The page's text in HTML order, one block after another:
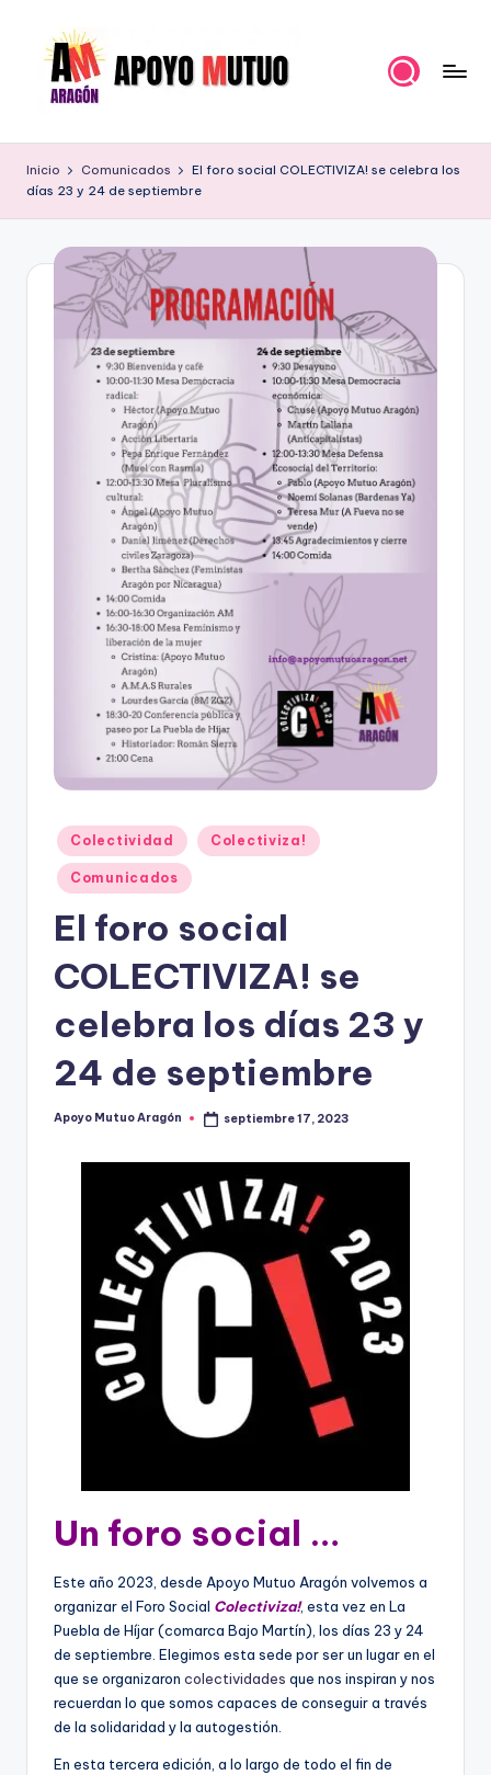
contenido
p
o
M
para
Pueblo
Inicio Comunicados
El foro social COLECTIVIZA! se celebra los
días 23 y 24 de septiembre
Publicado
en
Colectividad Colectiviza!
Comunicados
El foro social
COLECTIVIZA! se
celebra los días 23 y
24 de septiembre
Publicado
Apoyo Mutuo Aragón septiembre 17, 2023
Un foro social …
Este año 2023, desde Apoyo Mutuo Aragón volvemos a
organizar el Foro Social Colectiviza!, esta vez en La
Puebla de Híjar (comarca Bajo Martín), los días 23 y 24
de septiembre. Elegimos esta sede por ser un lugar en el
que se organizaron colectividades que nos inspiran y nos
recuerdan lo que somos capaces de conseguir a través
de la solidaridad y la autogestión.
En esta tercera edición, a lo largo de todo el fin de